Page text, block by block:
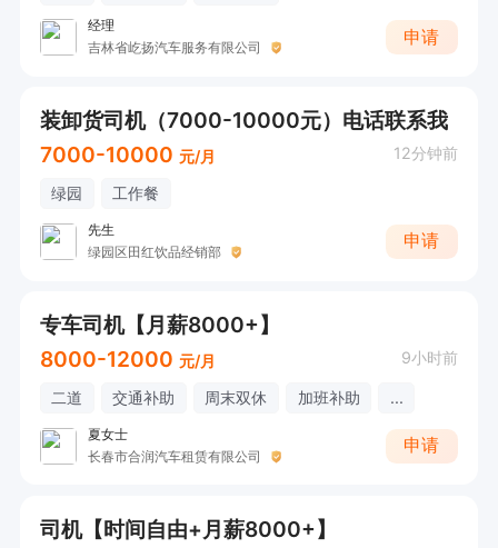
经理
吉林省屹扬汽车服务有限公司
申请
装卸货司机（7000-10000元）电话联系我
7000-10000 元/月 12分钟前
绿园 工作餐
先生
绿园区田红饮品经销部
申请
专车司机【月薪8000+】
8000-12000 元/月 9小时前
二道 交通补助 周末双休 加班补助 ...
夏女士
长春市合润汽车租赁有限公司
申请
司机【时间自由+月薪8000+】